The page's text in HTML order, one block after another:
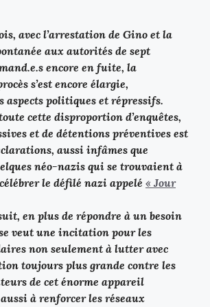
avec l’arrestation de Gino et la
aux autorités de sept
encore en fuite, la
s’est encore élargie,
aspects politiques et répressifs.
cette disproportion d’enquêtes,
et de détentions préventives est
aussi infâmes que
néo-nazis qui se trouvaient à
le défilé nazi appelé « Jour
en plus de répondre à un besoin
veut une incitation pour les
non seulement à lutter avec
toujours plus grande contre les
de cet énorme appareil
à renforcer les réseaux